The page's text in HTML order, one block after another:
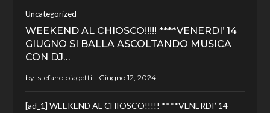
Uncategorized
WEEKEND AL CHIOSCO!!!!! ****VENERDI’ 14
GIUGNO SI BALLA ASCOLTANDO MUSICA
CON DJ…
by:stefano biagetti
[ad_1] WEEKEND AL CHIOSCO!!!!! ****VENERDI’ 14